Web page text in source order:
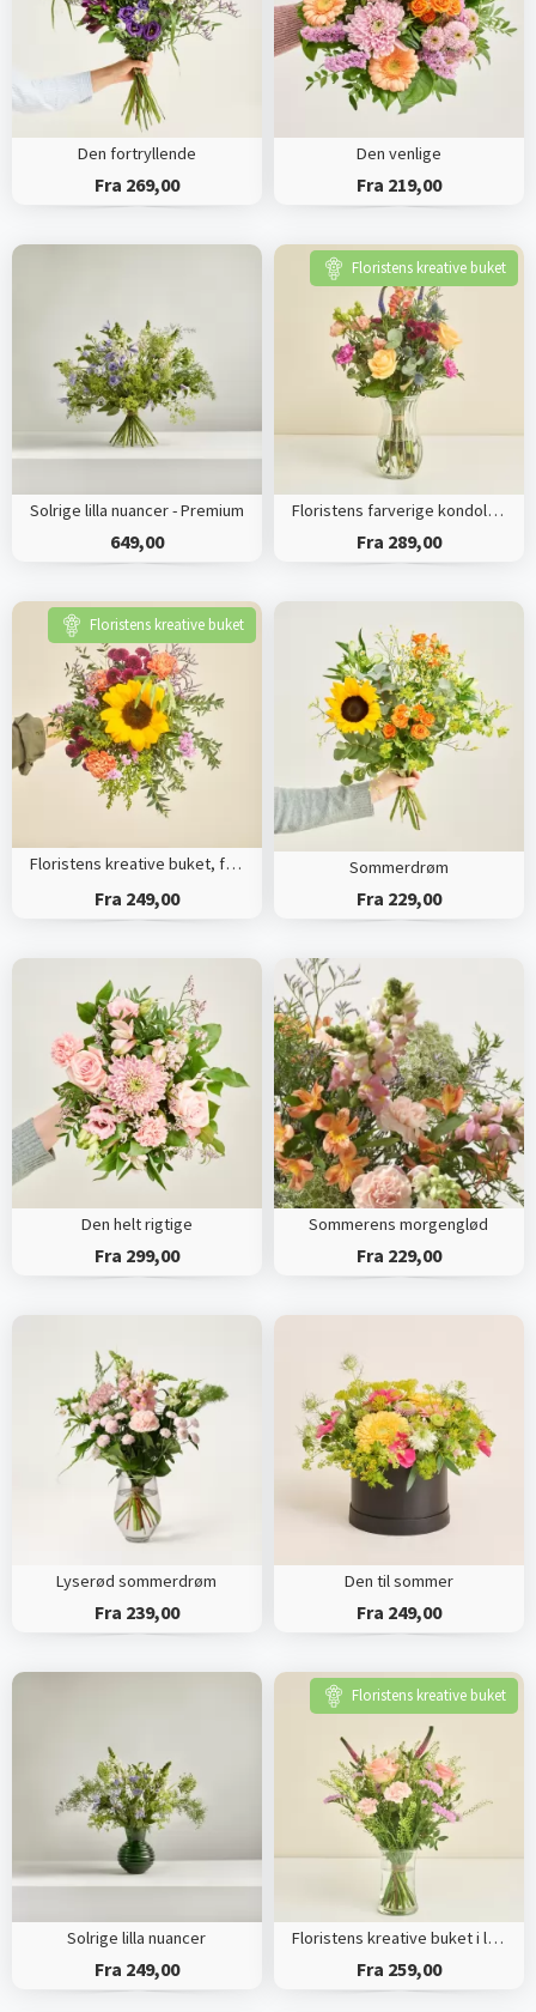
Den fortryllende
Fra 269,00
Den venlige
Fra 219,00
Solrige lilla nuancer - Premium
649,00
Floristens kreative buket
Floristens farverige kondolencebuket
Fra 289,00
Floristens kreative buket
Floristens kreative buket, farverige nuancer
Fra 249,00
Sommerdrøm
Fra 229,00
Den helt rigtige
Fra 299,00
Sommerens morgenglød
Fra 229,00
Lyserød sommerdrøm
Fra 239,00
Den til sommer
Fra 249,00
Solrige lilla nuancer
Fra 249,00
Floristens kreative buket
Floristens kreative buket i lyserøde nuancer
Fra 259,00